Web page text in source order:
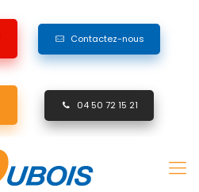
Contactez-nous
04 50 72 15 21